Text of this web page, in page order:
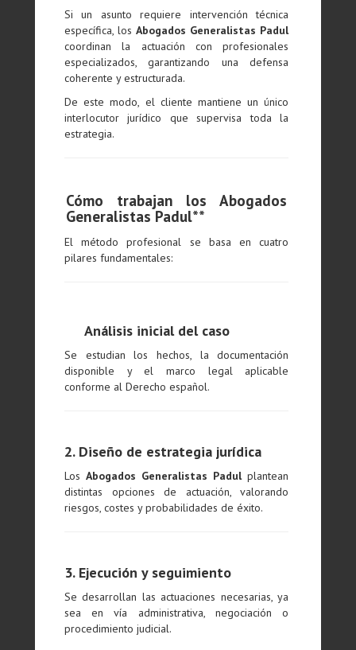
Si un asunto requiere intervención técnica
específica, losAbogados Generalistas Padul
coordinan la actuación con profesionales
especializados, garantizando una defensa
coherente y estructurada.
De este modo, el cliente mantiene un único
interlocutor jurídico que supervisa toda la
estrategia.
Cómo trabajan los Abogados
Generalistas Padul**
El método profesional se basa en cuatro
pilares fundamentales:
Análisis inicial del caso
Se estudian los hechos, la documentación
disponible y el marco legal aplicable
conforme al Derecho español.
2. Diseño de estrategia jurídica
LosAbogados Generalistas Padulplantean
distintas opciones de actuación, valorando
riesgos, costes y probabilidades de éxito.
3. Ejecución y seguimiento
Se desarrollan las actuaciones necesarias, ya
sea en vía administrativa, negociación o
procedimiento judicial.